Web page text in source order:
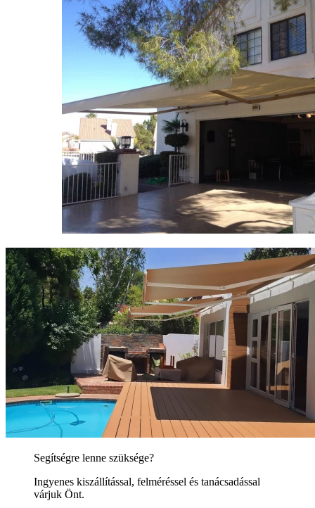
Segítségre lenne szüksége?
Ingyenes kiszállítással, felméréssel és tanácsadással
várjuk Önt.